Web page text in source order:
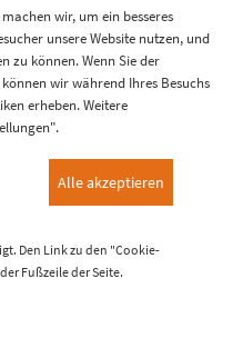
Katalog
Referenzen
Prüfungen
Datenschutzerklärung
wir, um ein besseres
unsere Website nutzen, und
zu können. Wenn Sie der
wir während Ihres Besuchs
erheben. Weitere
Alle akzeptieren
Den Link zu den "Cookie-
Fußzeile der Seite.